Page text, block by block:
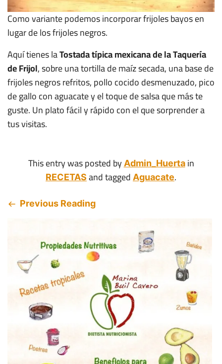
Como variante podemos incorporar frijoles bayos en
lugar de los frijoles negros.
Aquí tienes laTostada típica mexicana de la Taquería
de Frijol, sobre una tortilla de maíz secada, una base de
frijoles negros refritos, pollo cocido desmenuzado, pico
de gallo con aguacate y el toque de salsa que más te
guste. Un plato fácil y rápido con el que sorprender a
tus visitas.
This entry was posted byAdmin_Huertain
RECETAS and tagged Aguacate.
Previous Reading